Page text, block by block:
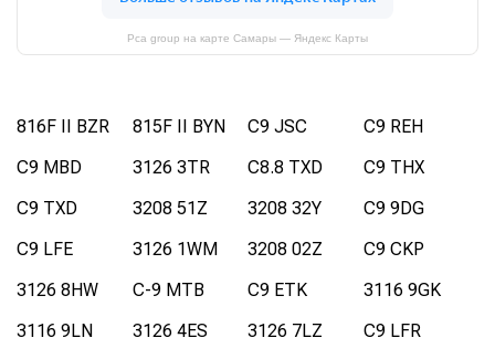
Pca group на карте Самары — Яндекс Карты
816F II BZR 815F II BYN C9 JSC
C9 REH
C9 MBD
3126 3TR C8.8 TXD
C9 THX
C9 TXD
3208 51Z 3208 32Y
C9 9DG
C9 LFE
3126 1WM 3208 02Z
C9 CKP
3126 8HW
C-9 MTB C9 ETK
3116 9GK
3116 9LN
3126 4ES 3126 7LZ
C9 LFR